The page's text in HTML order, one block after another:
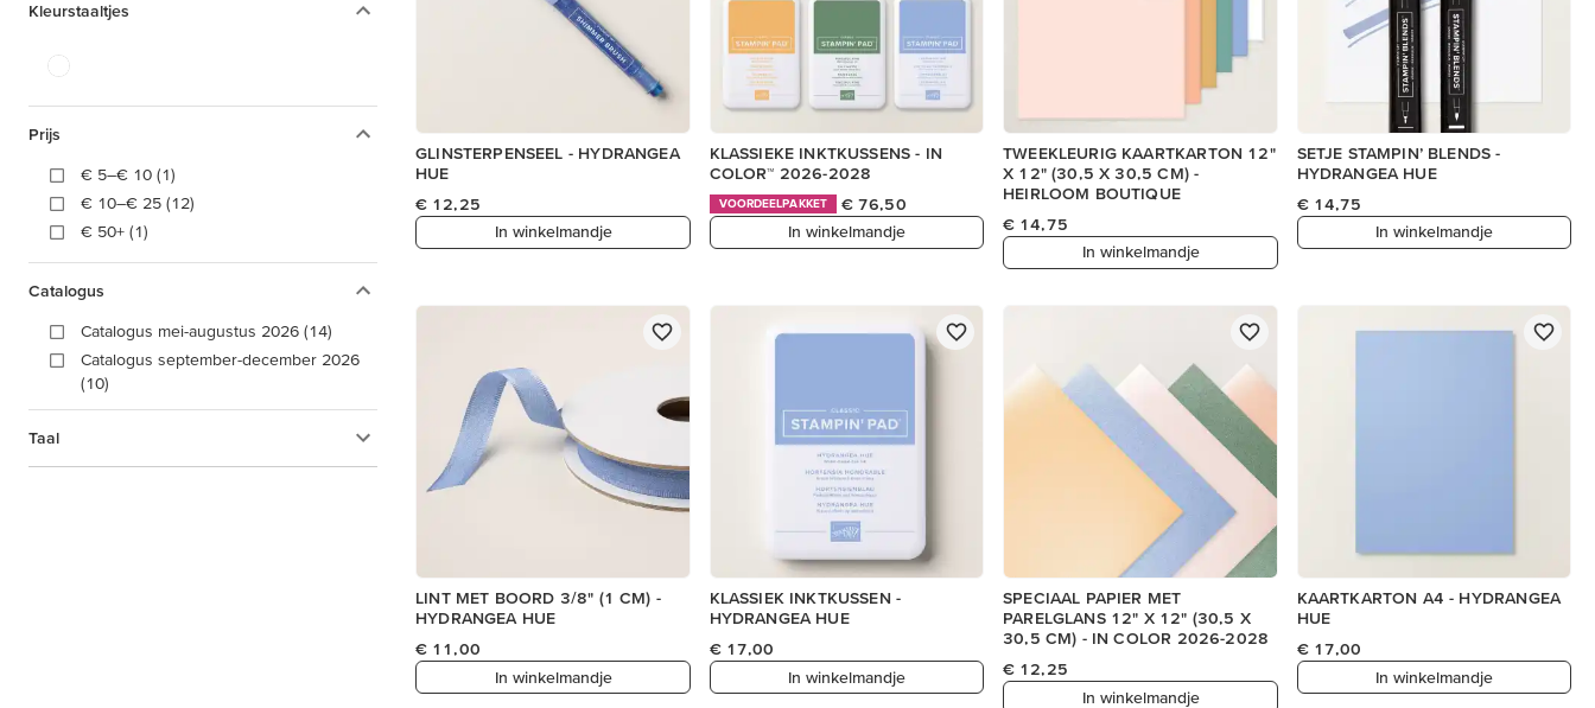
Kleurstaaltjes
Prijs
€ 5–€ 10 (1)
€ 10–€ 25 (12)
€ 50+ (1)
Catalogus
Catalogus mei-augustus 2026 (14)
Catalogus september-december 2026
(10)
Taal
GLINSTERPENSEEL - HYDRANGEA
HUE
€ 12,25
In winkelmandje
KLASSIEKE INKTKUSSENS - IN
COLOR™ 2026-2028
VOORDEELPAKKET
€ 76,50
In winkelmandje
TWEEKLEURIG KAARTKARTON 12"
X 12" (30,5 X 30,5 CM) -
HEIRLOOM BOUTIQUE
€ 14,75
In winkelmandje
SETJE STAMPIN’ BLENDS -
HYDRANGEA HUE
€ 14,75
In winkelmandje
LINT MET BOORD 3/8" (1 CM) -
HYDRANGEA HUE
€ 11,00
In winkelmandje
KLASSIEK INKTKUSSEN -
HYDRANGEA HUE
€ 17,00
In winkelmandje
SPECIAAL PAPIER MET
PARELGLANS 12" X 12" (30,5 X
30,5 CM) - IN COLOR 2026-2028
€ 12,25
In winkelmandje
KAARTKARTON A4 - HYDRANGEA
HUE
€ 17,00
In winkelmandje